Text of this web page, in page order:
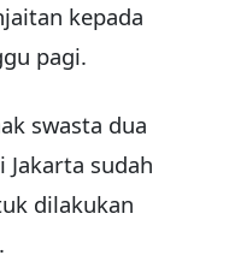
kepada
pagi.
swasta dua
sudah
dilakukan